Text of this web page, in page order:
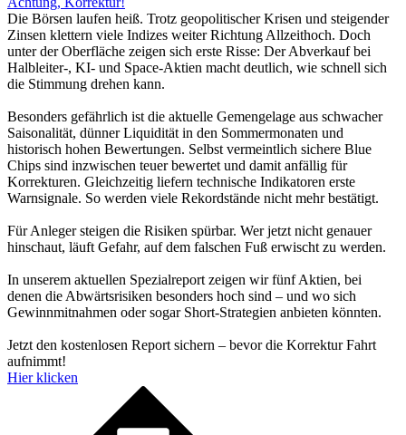
Die Börsen laufen heiß. Trotz geopolitischer Krisen und steigender
Zinsen klettern viele Indizes weiter Richtung Allzeithoch. Doch
unter der Oberfläche zeigen sich erste Risse: Der Abverkauf bei
Halbleiter-, KI- und Space-Aktien macht deutlich, wie schnell sich
die Stimmung drehen kann.
Besonders gefährlich ist die aktuelle Gemengelage aus schwacher
Saisonalität, dünner Liquidität in den Sommermonaten und
historisch hohen Bewertungen. Selbst vermeintlich sichere Blue
Chips sind inzwischen teuer bewertet und damit anfällig für
Korrekturen. Gleichzeitig liefern technische Indikatoren erste
Warnsignale. So werden viele Rekordstände nicht mehr bestätigt.
Für Anleger steigen die Risiken spürbar. Wer jetzt nicht genauer
hinschaut, läuft Gefahr, auf dem falschen Fuß erwischt zu werden.
In unserem aktuellen Spezialreport zeigen wir fünf Aktien, bei
denen die Abwärtsrisiken besonders hoch sind – und wo sich
Gewinnmitnahmen oder sogar Short-Strategien anbieten könnten.
Jetzt den kostenlosen Report sichern – bevor die Korrektur Fahrt
aufnimmt!
Hier klicken